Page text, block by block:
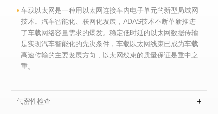
车载以太网是一种用以太网连接车内电子单元的新型局域网
技术。汽车智能化、联网化发展，ADAS技术不断革新推进
了车载网络容量需求的爆发。稳定低时延的以太网数据传输
是实现汽车智能化的先决条件，车载以太网线束已成为车载
高速传输的主要发展方向，以太网线束的质量保证是重中之
重。
气密性检查